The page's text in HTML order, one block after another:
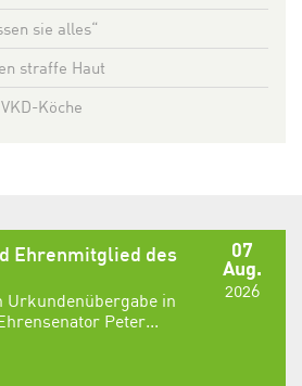
sie alles“
straffe Haut
Köche
07
Aug.
2026
Ehrenmitglied des
Urkundenübergabe in
Peter...